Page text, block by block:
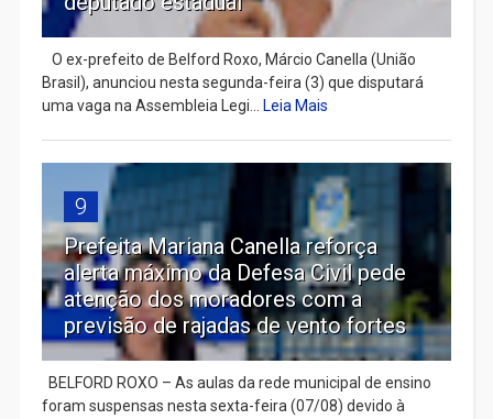
​ O ex-prefeito de Belford Roxo, Márcio Canella (União
Brasil), anunciou nesta segunda-feira (3) que disputará
uma vaga na Assembleia Legi... Leia Mais
9
Prefeita Mariana Canella reforça
alerta máximo da Defesa Civil pede
atenção dos moradores com a
previsão de rajadas de vento fortes
BELFORD ROXO – As aulas da rede municipal de ensino
foram suspensas nesta sexta-feira (07/08) devido à